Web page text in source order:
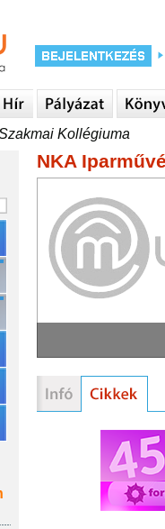
Kollégiuma
NKA